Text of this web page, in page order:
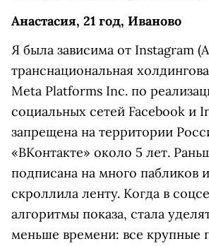
Анастасия, 21 год, Иваново
Я была зависима от Instagram
транснациональная
Meta Platforms Inc. по
социальных сетей Facebook и
запрещена на территории
«ВКонтакте» около 5 лет.
подписана на много пабликов
скроллила ленту. Когда в
алгоритмы показа, стала
меньше времени: все крупные